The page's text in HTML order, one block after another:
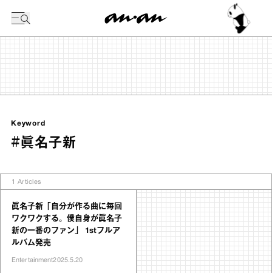
Keyword
#眞名子新
1 Articles
眞名子新「自分が作る曲に毎回
ワクワクする。僕自身が眞名子
新の一番のファン」 1stフルア
ルバム発売
Entertainment2025.5.20